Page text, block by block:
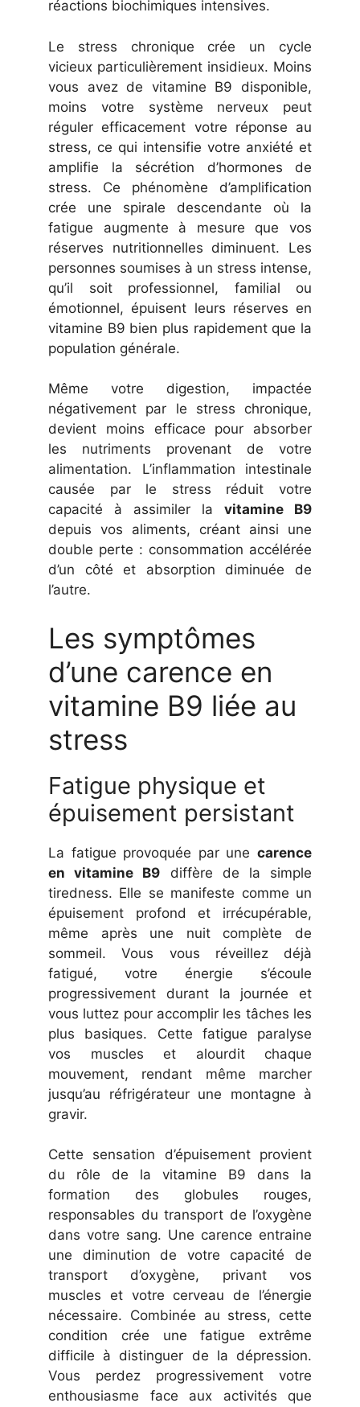
réactions biochimiques intensives.
Le stress chronique crée un cycle
vicieux particulièrement insidieux. Moins
vous avez de vitamine B9 disponible,
moins votre système nerveux peut
réguler efficacement votre réponse au
stress, ce qui intensifie votre anxiété et
amplifie la sécrétion d’hormones de
stress. Ce phénomène d’amplification
crée une spirale descendante où la
fatigue augmente à mesure que vos
réserves nutritionnelles diminuent. Les
personnes soumises à un stress intense,
qu’il soit professionnel, familial ou
émotionnel, épuisent leurs réserves en
vitamine B9 bien plus rapidement que la
population générale.
Même votre digestion, impactée
négativement par le stress chronique,
devient moins efficace pour absorber
les nutriments provenant de votre
alimentation. L’inflammation intestinale
causée par le stress réduit votre
capacité à assimiler la vitamine B9
depuis vos aliments, créant ainsi une
double perte : consommation accélérée
d’un côté et absorption diminuée de
l’autre.
Les symptômes
d’une carence en
vitamine B9 liée au
stress
Fatigue physique et
épuisement persistant
La fatigue provoquée par une carence
en vitamine B9 diffère de la simple
tiredness. Elle se manifeste comme un
épuisement profond et irrécupérable,
même après une nuit complète de
sommeil. Vous vous réveillez déjà
fatigué, votre énergie s’écoule
progressivement durant la journée et
vous luttez pour accomplir les tâches les
plus basiques. Cette fatigue paralyse
vos muscles et alourdit chaque
mouvement, rendant même marcher
jusqu’au réfrigérateur une montagne à
gravir.
Cette sensation d’épuisement provient
du rôle de la vitamine B9 dans la
formation des globules rouges,
responsables du transport de l’oxygène
dans votre sang. Une carence entraine
une diminution de votre capacité de
transport d’oxygène, privant vos
muscles et votre cerveau de l’énergie
nécessaire. Combinée au stress, cette
condition crée une fatigue extrême
difficile à distinguer de la dépression.
Vous perdez progressivement votre
enthousiasme face aux activités que